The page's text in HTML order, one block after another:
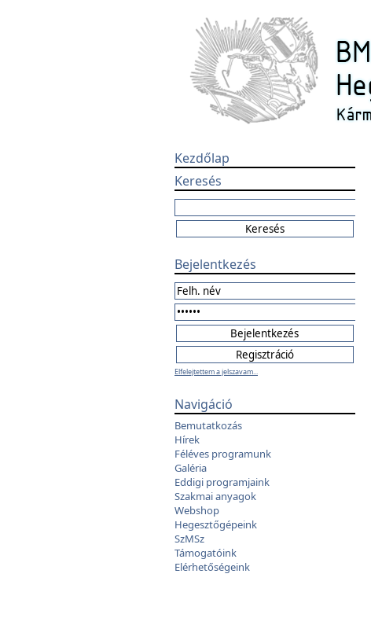
Kezdőlap
Keresés
Bejelentkezés
Elfelejtettem a jelszavam...
Navigáció
Bemutatkozás
Hírek
Féléves programunk
Galéria
Eddigi programjaink
Szakmai anyagok
Webshop
Hegesztőgépeink
SzMSz
Támogatóink
Elérhetőségeink